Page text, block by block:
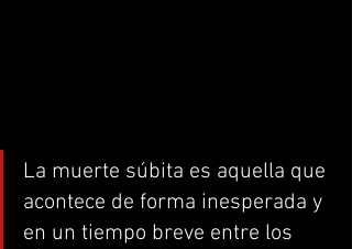
La muerte súbita es aquella que
acontece de forma inesperada y
en un tiempo breve entre los